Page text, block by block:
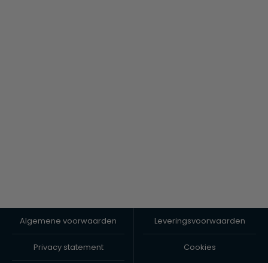
Algemene voorwaarden Leveringsvoorwaarden
Privacy statement Cookies